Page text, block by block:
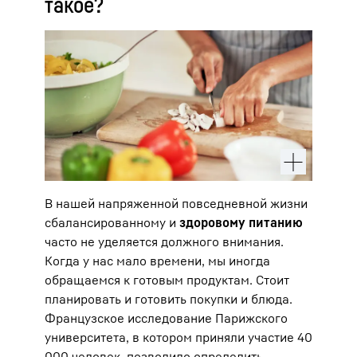
В нашей напряженной повседневной жизни
сбалансированному и здоровому питанию
часто не уделяется должного внимания.
Когда у нас мало времени, мы иногда
обращаемся к готовым продуктам. Стоит
планировать и готовить покупки и блюда.
Французское исследование Парижского
университета, в котором приняли участие 40